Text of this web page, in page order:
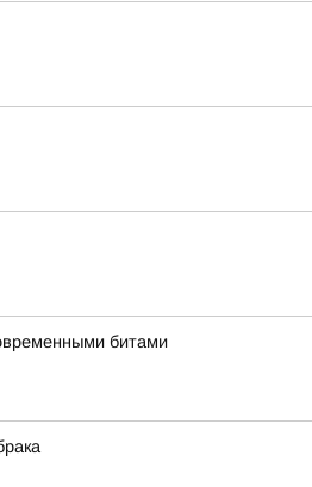
битами